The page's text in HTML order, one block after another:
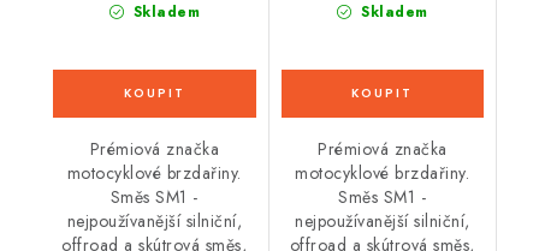
Skladem
Prémiová značka
motocyklové brzdařiny.
Směs SM1 -
nejpoužívanější silniční,
offroad a skútrová směs,
Skladem
Prémiová značka
motocyklové brzdařiny.
Směs SM1 -
nejpoužívanější silniční,
offroad a skútrová směs,